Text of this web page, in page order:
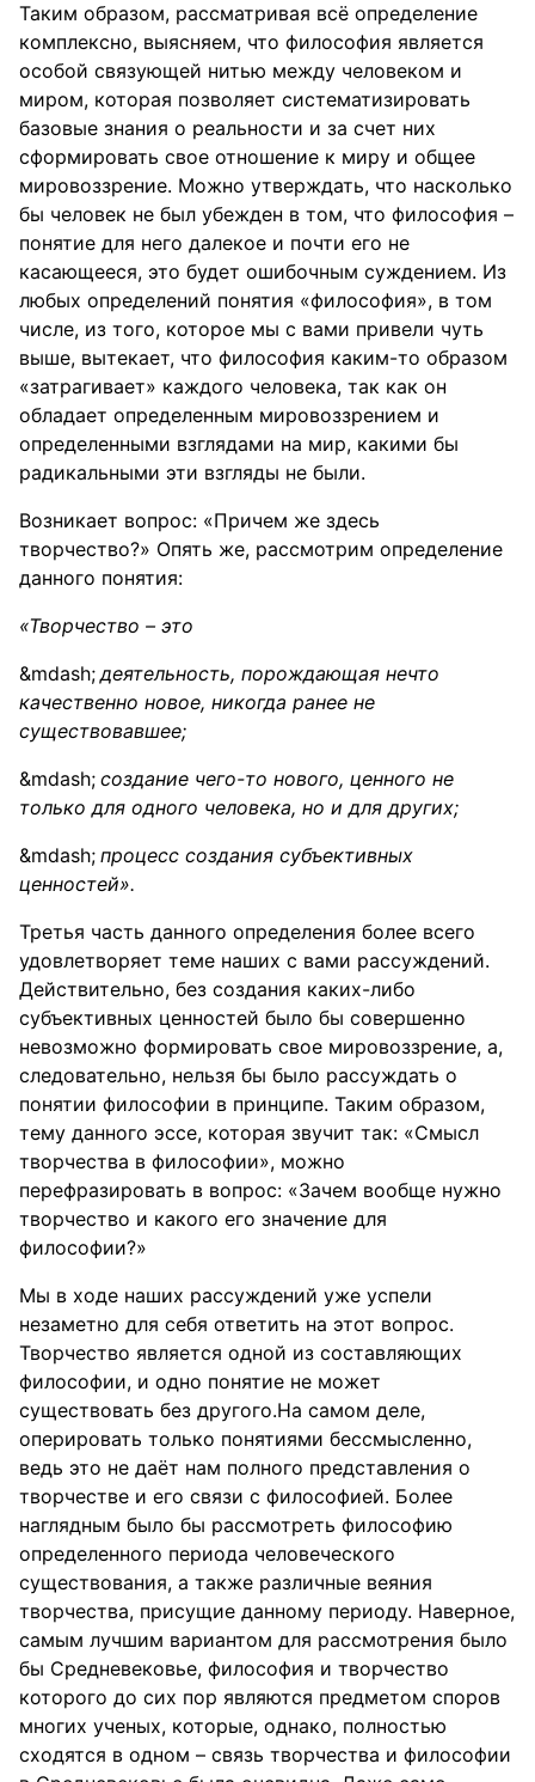
Таким образом, рассматривая всё определение
комплексно, выясняем, что философия является
особой связующей нитью между человеком и
миром, которая позволяет систематизировать
базовые знания о реальности и за счет них
сформировать свое отношение к миру и общее
мировоззрение. Можно утверждать, что насколько
бы человек не был убежден в том, что философия –
понятие для него далекое и почти его не
касающееся, это будет ошибочным суждением. Из
любых определений понятия «философия», в том
числе, из того, которое мы с вами привели чуть
выше, вытекает, что философия каким-то образом
«затрагивает» каждого человека, так как он
обладает определенным мировоззрением и
определенными взглядами на мир, какими бы
радикальными эти взгляды не были.
Возникает вопрос: «Причем же здесь
творчество?» Опять же, рассмотрим определение
данного понятия:
«Творчество – это
деятельность, порождающая нечто
качественно новое, никогда ранее не
существовавшее;
создание чего-то нового, ценного не
только для одного человека, но и для других;
процесс создания субъективных
ценностей».
Третья часть данного определения более всего
удовлетворяет теме наших с вами рассуждений.
Действительно, без создания каких-либо
субъективных ценностей было бы совершенно
невозможно формировать свое мировоззрение, а,
следовательно, нельзя бы было рассуждать о
понятии философии в принципе. Таким образом,
тему данного эссе, которая звучит так: «Смысл
творчества в философии», можно
перефразировать в вопрос: «Зачем вообще нужно
творчество и какого его значение для
философии?»
Мы в ходе наших рассуждений уже успели
незаметно для себя ответить на этот вопрос.
Творчество является одной из составляющих
философии, и одно понятие не может
существовать без другого.На самом деле,
оперировать только понятиями бессмысленно,
ведь это не даёт нам полного представления о
творчестве и его связи с философией. Более
наглядным было бы рассмотреть философию
определенного периода человеческого
существования, а также различные веяния
творчества, присущие данному периоду. Наверное,
самым лучшим вариантом для рассмотрения было
бы Средневековье, философия и творчество
которого до сих пор являются предметом споров
многих ученых, которые, однако, полностью
сходятся в одном – связь творчества и философии